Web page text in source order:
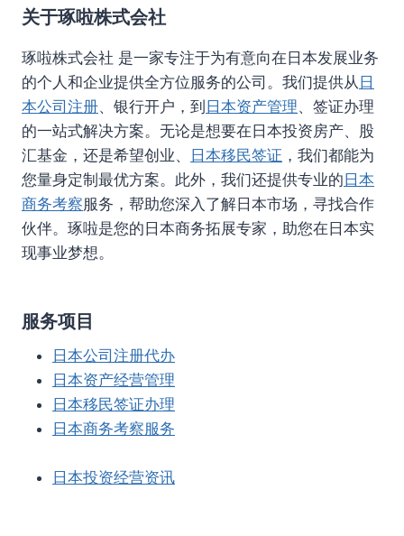
关于琢啦株式会社
琢啦株式会社 是一家专注于为有意向在日本发展业务
的个人和企业提供全方位服务的公司。我们提供从 日
本公司注册、银行开户，到日本资产管理、签证办理
的一站式解决方案。无论是想要在日本投资房产、股
汇基金，还是希望创业、 日本移民签证 ，我们都能为
您量身定制最优方案。此外，我们还提供专业的日本
商务考察服务，帮助您深入了解日本市场，寻找合作
伙伴。琢啦是您的日本商务拓展专家，助您在日本实
现事业梦想。
服务项目
日本公司注册代办
日本资产经营管理
日本移民签证办理
日本商务考察服务
日本投资经营资讯